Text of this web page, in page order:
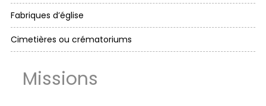
Fabriques d’église
Cimetières ou crématoriums
Missions